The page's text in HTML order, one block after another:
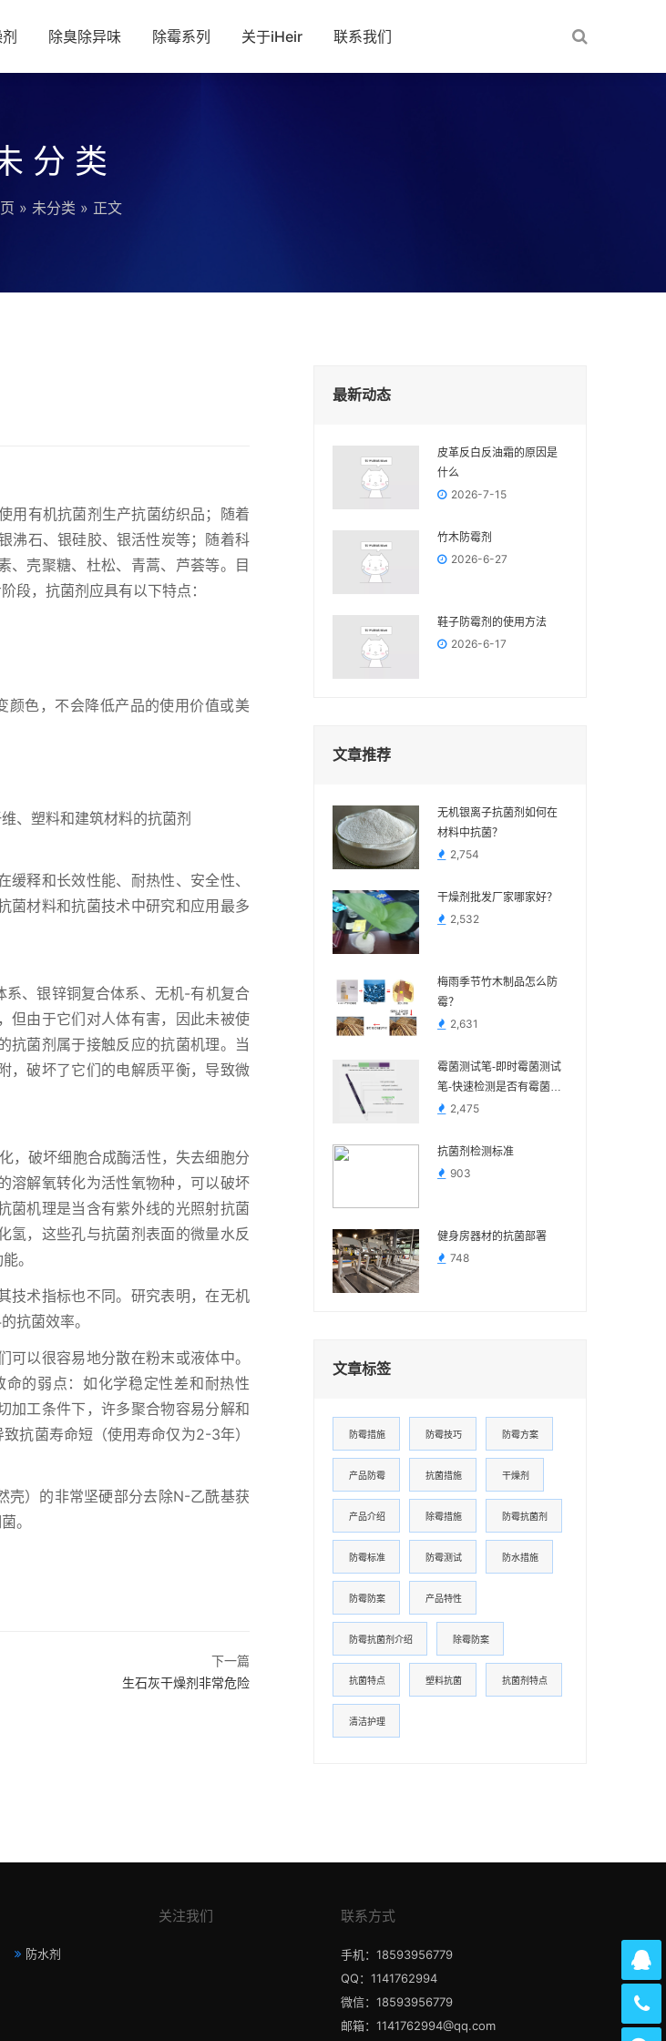
除臭除异味 除霉系列 关于iHeir 联系我们
分类
» 未分类 » 正文
用有机抗菌剂生产抗菌纺织品；随着
沸石、银硅胶、银活性炭等；随着科
、壳聚糖、杜松、青蒿、芦荟等。目
段，抗菌剂应具有以下特点：
颜色，不会降低产品的使用价值或美
、塑料和建筑材料的抗菌剂
释和长效性能、耐热性、安全性、
菌材料和抗菌技术中研究和应用最多
、银锌铜复合体系、无机-有机复合
但由于它们对人体有害，因此未被使
抗菌剂属于接触反应的抗菌机理。当
，破坏了它们的电解质平衡，导致微
，破坏细胞合成酶活性，失去细胞分
溶解氧转化为活性氧物种，可以破坏
菌机理是当含有紫外线的光照射抗菌
氢，这些孔与抗菌剂表面的微量水反
。
技术指标也不同。研究表明，在无机
抗菌效率。
以很容易地分散在粉末或液体中。
的弱点：如化学稳定性差和耐热性
加工条件下，许多聚合物容易分解和
抗菌寿命短（使用寿命仅为2-3年）
壳）的非常坚硬部分去除N-乙酰基获
。
下一篇
生石灰干燥剂非常危险
最新动态
皮革反白反油霜的原因是
什么
2026-7-15
竹木防霉剂
2026-6-27
鞋子防霉剂的使用方法
2026-6-17
文章推荐
无机银离子抗菌剂如何在
材料中抗菌？
2,754
干燥剂批发厂家哪家好？
2,532
梅雨季节竹木制品怎么防
霉？
2,631
霉菌测试笔-即时霉菌测试
笔-快速检测是否有霉菌生
长 2,475
抗菌剂检测标准
903
健身房器材的抗菌部署
748
文章标签
防霉措施 防霉技巧 防霉方案
产品防霉 抗菌措施 干燥剂
产品介绍 除霉措施 防霉抗菌剂
防霉标准 防霉测试 防水措施
防霉防案 产品特性
防霉抗菌剂介绍 除霉防案
抗菌特点 塑料抗菌 抗菌剂特点
清洁护理
防水剂
关注我们 联系方式
手机：18593956779
QQ：1141762994
微信：18593956779
邮箱：1141762994@qq.com